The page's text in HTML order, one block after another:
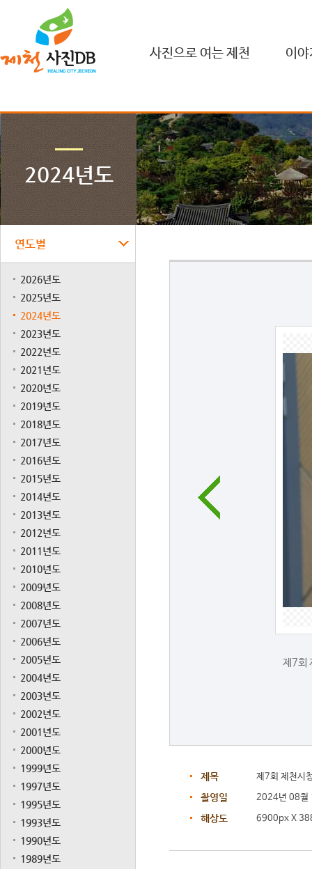
사진으로 여는 제천 이
2024년도
연도별
2026년도
2025년도
2024년도
2023년도
2022년도
2021년도
2020년도
2019년도
2018년도
2017년도
2016년도
2015년도
2014년도
2013년도
2012년도
2011년도
2010년도
2009년도
2008년도
2007년도
2006년도
2005년도
2004년도
2003년도
2002년도
2001년도
2000년도
1999년도
1997년도
1995년도
1993년도
1990년도
1989년도
제7회
제목 제7회 제천시
촬영일 2024년 08월
해상도 6900px X